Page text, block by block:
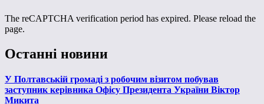
The reCAPTCHA verification period has expired. Please reload the
page.
Останні новини
У Полтавській громаді з робочим візитом побував
заступник керівника Офісу Президента України Віктор
Микита